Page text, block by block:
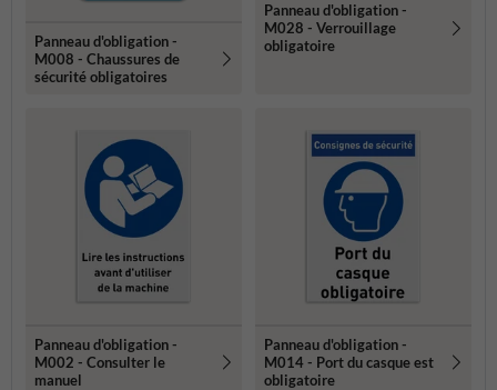
Panneau d'obligation -
M008 - Chaussures de
sécurité obligatoires
Panneau d'obligation -
M028 - Verrouillage
obligatoire
Panneau d'obligation -
M002 - Consulter le
manuel
Panneau d'obligation -
M014 - Port du casque est
obligatoire